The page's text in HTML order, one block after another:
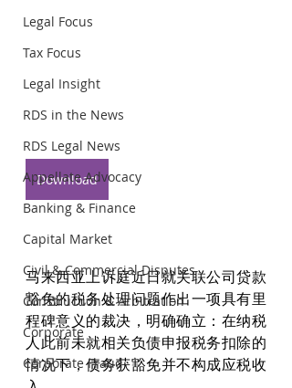
Legal Focus
Tax Focus
Legal Insight
RDS in the News
RDS Legal News
Appellate Advocacy
Banking & Finance
Capital Market
Civil & Commercial Disputes
Construction & Arbitration
Corporate
Corporate Fraud
Download
马来西亚上诉庭近日就关联公司贷款
豁免的税务处理问题作出一项具有里
程碑意义的裁决，明确确立：在纳税
人此前未就相关负债申报税务扣除的
情况下，债务获豁免并不构成应税收